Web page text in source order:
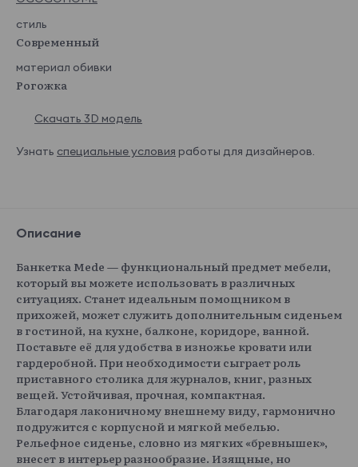
стиль
Современный
материал обивки
Рогожка
Скачать 3D модель
Узнать специальные условия работы для дизайнеров.
Описание
Банкетка Mede — функциональный предмет мебели,
который вы можете использовать в различных
ситуациях. Станет идеальным помощником в
прихожей, может служить дополнительным сиденьем
в гостиной, на кухне, балконе, коридоре, ванной.
Поставьте её для удобства в изножье кровати или
гардеробной. При необходимости сыграет роль
приставного столика для журналов, книг, разных
вещей. Устойчивая, прочная, компактная.
Благодаря лаконичному внешнему виду, гармонично
подружится с корпусной и мягкой мебелью.
Рельефное сиденье, словно из мягких «бревнышек»,
внесет в интерьер разнообразие. Изящные, но